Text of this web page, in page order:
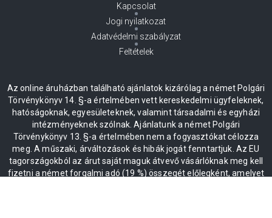
Kapcsolat
Jogi nyilatkozat
Adatvédelmi szabályzat
Feltételek
Az online áruházban található ajánlatok kizárólag a német Polgári
Törvénykönyv 14. §-a értelmében vett kereskedelmi ügyfeleknek,
hatóságoknak, egyesületeknek, valamint társadalmi és egyházi
intézményeknek szólnak. Ajánlatunk a német Polgári
Törvénykönyv 13. §-a értelmében nem a fogyasztókat célozza
meg. A műszaki, árváltozások és hibák jogát fenntartjuk. Az EU
tagországokból az árut saját maguk átvevő vásárlóknak meg kell
fizetni a német forgalmi adó (19 %) összegét előlegként, amelyet